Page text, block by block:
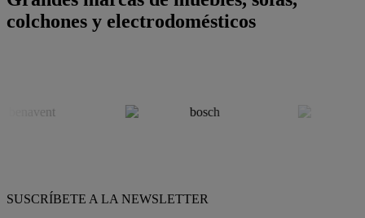
colchones y electrodomésticos
SUSCRÍBETE A LA NEWSLETTER